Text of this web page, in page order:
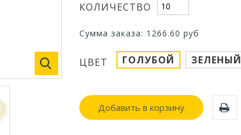
КОЛИЧЕСТВО
Сумма заказа: 1266.60 руб
ЦВЕТ ГОЛУБОЙ ЗЕЛЕНЫЙ
Добавить в корзину